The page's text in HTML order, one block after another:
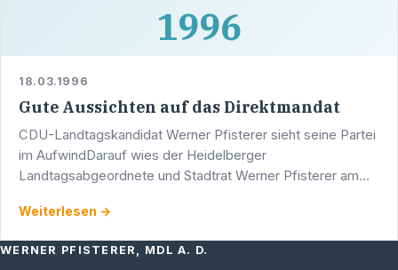
1996
18.03.1996
Gute Aussichten auf das Direktmandat
CDU-Landtagskandidat Werner Pfisterer sieht seine Partei
im AufwindDarauf wies der Heidelberger
Landtagsabgeordnete und Stadtrat Werner Pfisterer am
Gemeinderat …
Weiterlesen →
WERNER PFISTERER, MDL A. D.